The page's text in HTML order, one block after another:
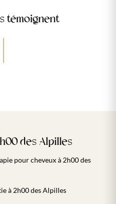
témoignent
des Alpilles
pour cheveux à 2h00 des
à 2h00 des Alpilles